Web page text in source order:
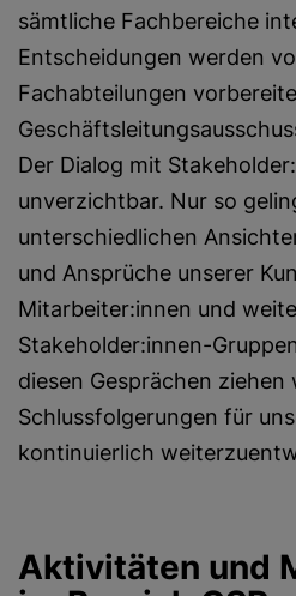
sämtliche Fachbereiche
Entscheidungen werden
Fachabteilungen
Der Dialog mit
unverzichtbar. Nur so
unterschiedlichen
und Ansprüche unserer
Mitarbeiter:innen und
Stakeholder:innen-
diesen Gesprächen ziehen
Schlussfolgerungen für
kontinuierlich
Aktivitäten und